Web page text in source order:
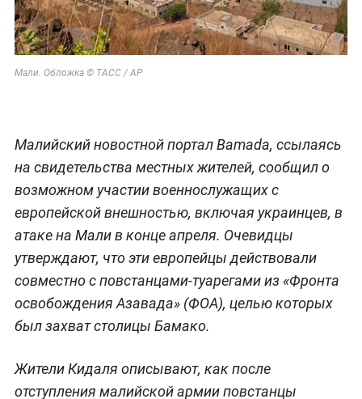
Мали. Обложка © ТАСС / AP
Малийский новостной портал Bamada, ссылаясь
на свидетельства местных жителей, сообщил о
возможном участии военнослужащих с
европейской внешностью, включая украинцев, в
атаке на Мали в конце апреля. Очевидцы
утверждают, что эти европейцы действовали
совместно с повстанцами-туарегами из «Фронта
освобождения Азавада» (ФОА), целью которых
был захват столицы Бамако.
Жители Кидаля описывают, как после
отступления малийской армии повстанцы